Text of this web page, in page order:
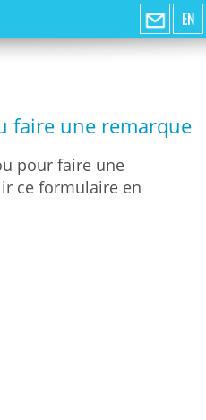
EN
faire une remarque
pour faire une
ce formulaire en